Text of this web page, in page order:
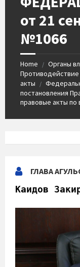
от 21
№1066
Home / Органы
акты
/
постановления
правовые акты по
ГЛАВА
Каидов